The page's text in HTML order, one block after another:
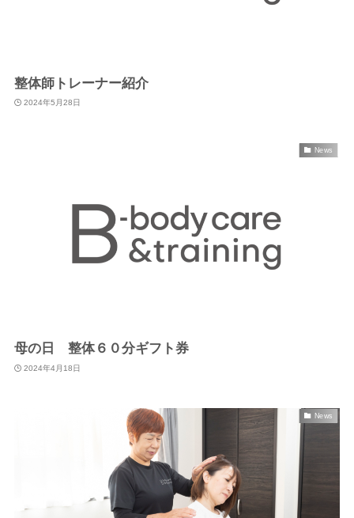
整体師トレーナー紹介
2024年5月28日
News
母の日 整体６０分ギフト券
2024年4月18日
News